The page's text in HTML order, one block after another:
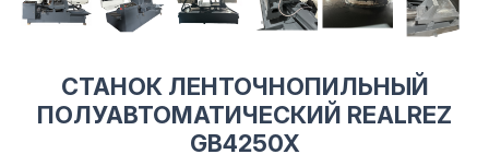
СТАНОК ЛЕНТОЧНОПИЛЬНЫЙ
ПОЛУАВТОМАТИЧЕСКИЙ REALREZ
GB4250X